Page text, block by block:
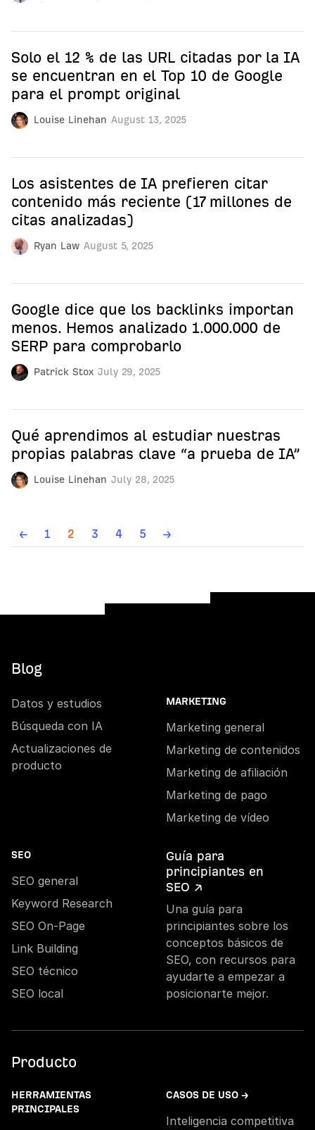
Louise Linehan August 13, 2025
Solo el 12 % de las URL citadas por la IA
se encuentran en el Top 10 de Google
para el prompt original
Ryan Law August 5, 2025
Los asistentes de IA prefieren citar
contenido más reciente (17 millones de
citas analizadas)
Patrick Stox July 29, 2025
Google dice que los backlinks importan
menos. Hemos analizado 1.000.000 de
SERP para comprobarlo
Louise Linehan July 28, 2025
Qué aprendimos al estudiar nuestras
propias palabras clave “a prueba de IA”
← 1 2 3 4 5 →
Blog
Datos y estudios
Búsqueda con IA
Actualizaciones de
producto
MARKETING
Marketing general
Marketing de contenidos
Marketing de afiliación
Marketing de pago
Marketing de vídeo
SEO
SEO general
Keyword Research
SEO On-Page
Link Building
SEO técnico
SEO local
Guía para
principiantes en
SEO ↗
Una guía para
principiantes sobre los
conceptos básicos de
SEO, con recursos para
ayudarte a empezar a
posicionarte mejor.
Producto
HERRAMIENTAS
PRINCIPALES
CASOS DE USO →
Inteligencia competitiva